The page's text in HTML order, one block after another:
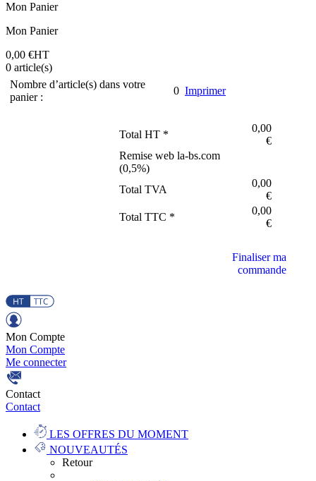
Mon Panier
Mon Panier
0,00 €HT
0 article(s)
Nombre d’article(s) dans votre
panier :
0 Imprimer
Total HT *
0,00
€
Remise web la-bs.com
(0,5%)
Total TVA
0,00
€
Total TTC *
0,00
€
Finaliser ma
commande
Mon Compte
Mon Compte
Me connecter
Contact
Contact
LES OFFRES DU MOMENT
NOUVEAUTÉS
Retour